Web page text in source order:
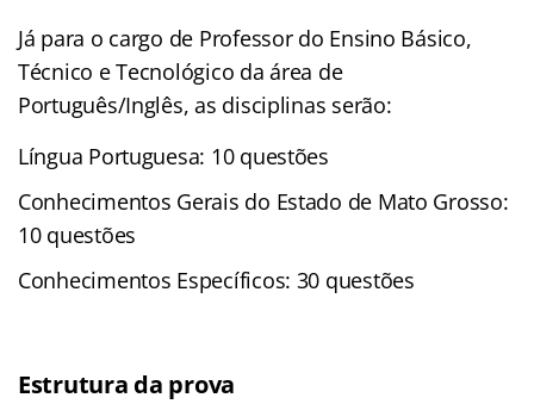
Já para o cargo de Professor do Ensino Básico,
Técnico e Tecnológico daárea de
Português/Inglês, as disciplinas serão:
Língua Portuguesa: 10 questões
Conhecimentos Gerais do Estado de Mato Grosso:
10 questões
Conhecimentos Específicos: 30 questões
Estrutura da prova